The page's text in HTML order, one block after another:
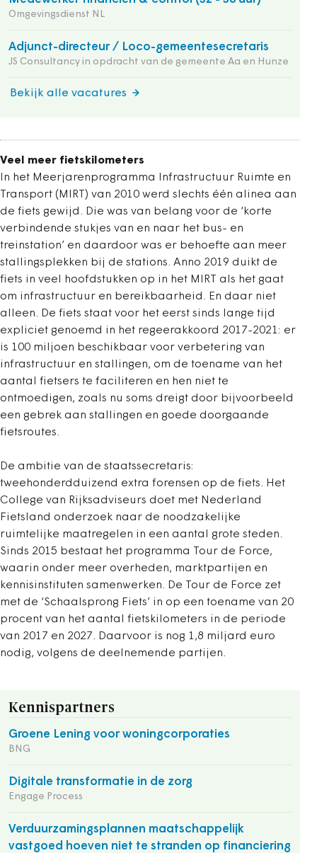
Omgevingsdienst NL
Adjunct-directeur / Loco-gemeentesecretaris
JS Consultancy in opdracht van de gemeente Aa en Hunze
Bekijk alle vacatures
Veel meer fietskilometers
In het Meerjarenprogramma Infrastructuur Ruimte en
Transport (MIRT) van 2010 werd slechts één alinea aan
de fiets gewijd. Die was van belang voor de ‘korte
verbindende stukjes van en naar het bus- en
treinstation’ en daardoor was er behoefte aan meer
stallingsplekken bij de stations. Anno 2019 duikt de
fiets in veel hoofdstukken op in het MIRT als het gaat
om infrastructuur en bereikbaarheid. En daar niet
alleen. De fiets staat voor het eerst sinds lange tijd
expliciet genoemd in het regeerakkoord 2017-2021: er
is 100 miljoen beschikbaar voor verbetering van
infrastructuur en stallingen, om de toename van het
aantal fietsers te faciliteren en hen niet te
ontmoedigen, zoals nu soms dreigt door bijvoorbeeld
een gebrek aan stallingen en goede doorgaande
fietsroutes.
De ambitie van de staatssecretaris:
tweehonderdduizend extra forensen op de fiets. Het
College van Rijksadviseurs doet met Nederland
Fietsland onderzoek naar de noodzakelijke
ruimtelijke maatregelen in een aantal grote steden.
Sinds 2015 bestaat het programma Tour de Force,
waarin onder meer overheden, marktpartijen en
kennisinstituten samenwerken. De Tour de Force zet
met de ‘Schaalsprong Fiets’ in op een toename van 20
procent van het aantal fietskilometers in de periode
van 2017 en 2027. Daarvoor is nog 1,8 miljard euro
nodig, volgens de deelnemende partijen.
Kennispartners
Groene Lening voor woningcorporaties
BNG
Digitale transformatie in de zorg
Engage Process
Verduurzamingsplannen maatschappelijk
vastgoed hoeven niet te stranden op financiering